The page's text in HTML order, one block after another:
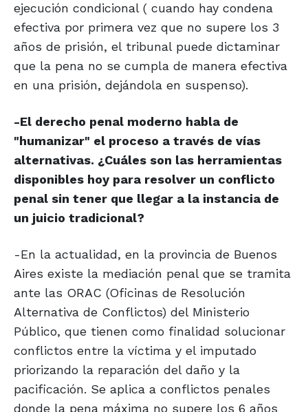
ejecución condicional ( cuando hay condena
efectiva por primera vez que no supere los 3
años de prisión, el tribunal puede dictaminar
que la pena no se cumpla de manera efectiva
en una prisión, dejándola en suspenso).
-El derecho penal moderno habla de
"humanizar" el proceso a través de vías
alternativas. ¿Cuáles son las herramientas
disponibles hoy para resolver un conflicto
penal sin tener que llegar a la instancia de
un juicio tradicional?
-En la actualidad, en la provincia de Buenos
Aires existe la mediación penal que se tramita
ante las ORAC (Oficinas de Resolución
Alternativa de Conflictos) del Ministerio
Público, que tienen como finalidad solucionar
conflictos entre la víctima y el imputado
priorizando la reparación del daño y la
pacificación. Se aplica a conflictos penales
donde la pena máxima no supere los 6 años